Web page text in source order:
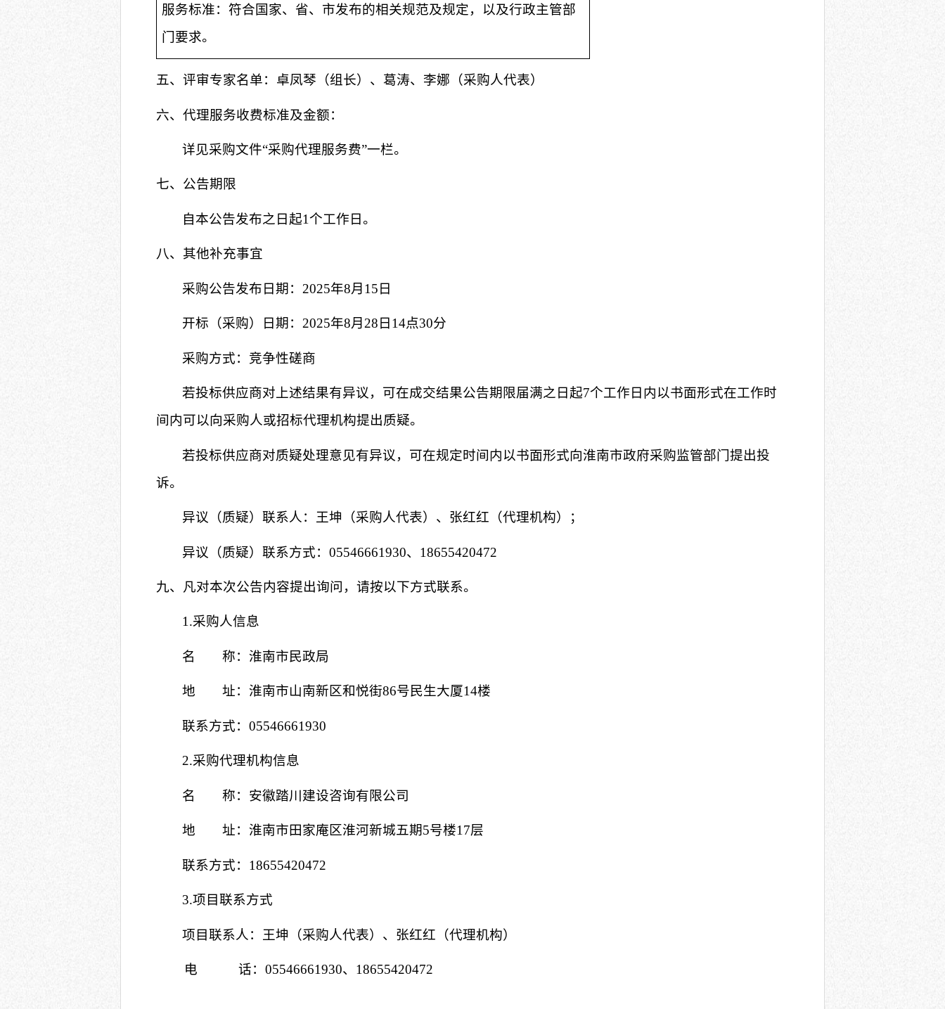
服务标准：符合国家、省、市发布的相关规范及规定，以及行政主管部
门要求。
五、评审专家名单： 卓凤琴（组长）、葛涛、李娜（采购人代表）
六、代理服务收费标准及金额：
详见采购文件“采购代理服务费”一栏。
七、公告期限
自本公告发布之日起1个工作日。
八、其他补充事宜
采购公告发布日期： 2025年8月15日
开标（采购）日期：2025年8月28日14点30分
采购方式：竞争性磋商
若投标供应商对上述结果有异议，可在成交结果公告期限届满之日起7个工作日内以书面形式在工作时
间内可以向采购人或招标代理机构提出质疑。
若投标供应商对质疑处理意见有异议，可在规定时间内以书面形式向淮南市政府采购监管部门提出投
诉。
异议（质疑）联系人：王坤（采购人代表）、张红红（代理机构）；
异议（质疑）联系方式：05546661930、18655420472
九、凡对本次公告内容提出询问，请按以下方式联系。
1.采购人信息
名 称：淮南市民政局
地 址：淮南市山南新区和悦街86号民生大厦14楼
联系方式：05546661930
2.采购代理机构信息
名 称：安徽踏川建设咨询有限公司
地 址：淮南市田家庵区淮河新城五期5号楼17层
联系方式： 18655420472
3.项目联系方式
项目联系人：王坤（采购人代表）、张红红（代理机构）
电 话： 05546661930、18655420472